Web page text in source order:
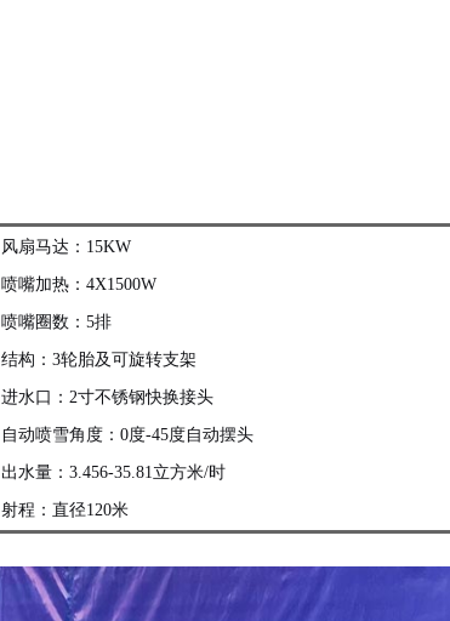
风扇马达：15KW
喷嘴加热：4X1500W
喷嘴圈数：5排
结构：3轮胎及可旋转支架
进水口：2寸不锈钢快换接头
自动喷雪角度：0度-45度自动摆头
出水量：3.456-35.81立方米/时
射程：直径120米